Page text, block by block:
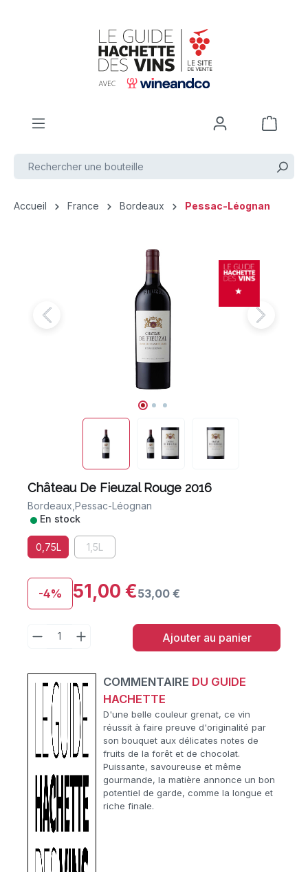
Accueil France Bordeaux Pessac-Léognan
Château De Fieuzal Rouge 2016
Bordeaux, Pessac-Léognan
•En stock
0,75L 1,5L
-4% 51,00 €53,00 €
Ajouter au panier
COMMENTAIRE DU GUIDE
HACHETTE
D'une belle couleur grenat, ce vin
réussit à faire preuve d'originalité par
son bouquet aux délicates notes de
fruits de la forêt et de chocolat.
Puissante, savoureuse et même
gourmande, la matière annonce un bon
potentiel de garde, comme la longue et
riche finale.